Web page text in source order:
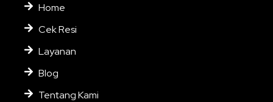
Home
Cek Resi
Layanan
Blog
Tentang Kami